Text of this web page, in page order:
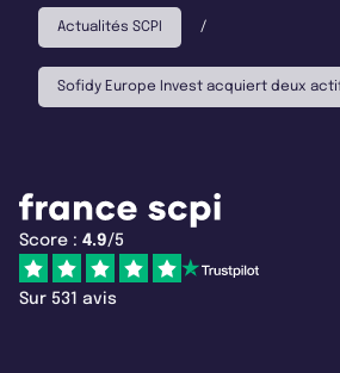
Actualités SCPI /
Sofidy Europe Invest acquiert deux
Score : 4.9/5
Sur 531 avis